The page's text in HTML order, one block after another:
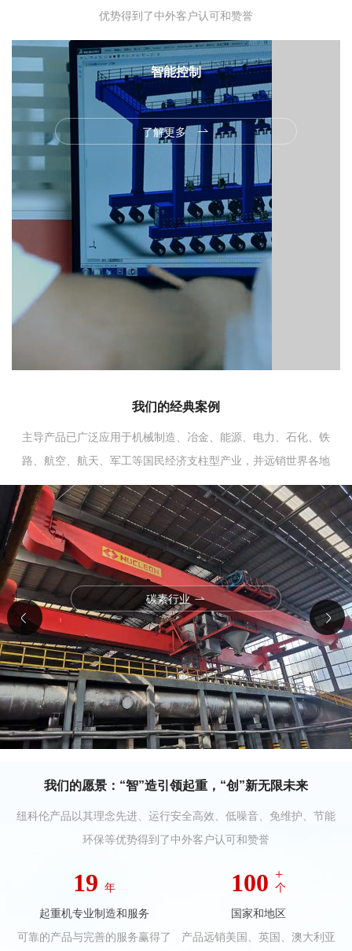
优势得到了中外客户认可和赞誉
智能控制
智能制造，引导未来。
大势所趋，顺势而为，乘势而上。
助力智能制造，共建智慧工厂。
了解更多
我们的经典案例
主导产品已广泛应用于机械制造、冶金、能源、电力、石化、铁
路、航空、航天、军工等国民经济支柱型产业，并远销世界各地
碳素行业
我们的愿景： “智”造引领起重，“创”新无限未来
纽科伦产品以其理念先进、运行安全高效、低噪音、免维护、节能
环保等优势得到了中外客户认可和赞誉
19 年
起重机专业制造和服务
可靠的产品与完善的服务赢得了
100 +
个
国家和地区
产品远销美国、英国、澳大利亚